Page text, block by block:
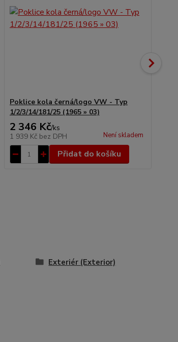
Poklice kola černá/logo VW - Typ
1/2/3/14/181/25 (1965 » 03)
2 346 Kč/ks
1 939 Kč bez DPH Není skladem
Přidat do košíku
Exteriér (Exterior)